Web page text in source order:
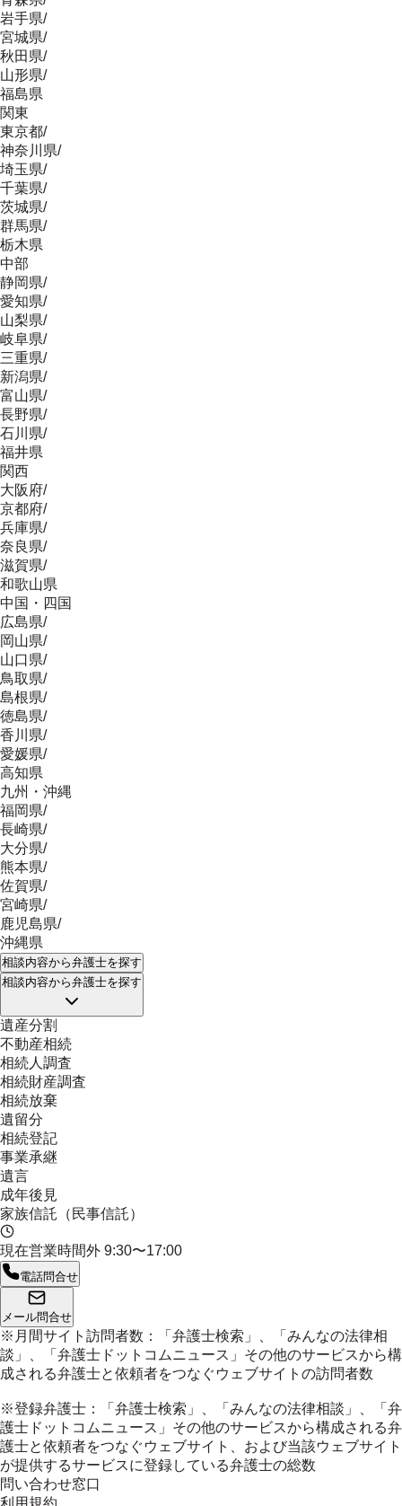
岩手県/
宮城県/
秋田県/
山形県/
福島県
関東
東京都/
神奈川県/
埼玉県/
千葉県/
茨城県/
群馬県/
栃木県
中部
静岡県/
愛知県/
山梨県/
岐阜県/
三重県/
新潟県/
富山県/
長野県/
石川県/
福井県
関西
大阪府/
京都府/
兵庫県/
奈良県/
滋賀県/
和歌山県
中国・四国
広島県/
岡山県/
山口県/
鳥取県/
島根県/
徳島県/
香川県/
愛媛県/
高知県
九州・沖縄
福岡県/
長崎県/
大分県/
熊本県/
佐賀県/
宮崎県/
鹿児島県/
沖縄県
相談内容から弁護士を探す
相談内容から弁護士を探す
遺産分割
不動産相続
相続人調査
相続財産調査
相続放棄
遺留分
相続登記
事業承継
遺言
成年後見
家族信託（民事信託）
現在営業時間外 9:30〜17:00
電話問合せ
メール問合せ
※月間サイト訪問者数：「弁護士検索」、「みんなの法律相
談」、「弁護士ドットコムニュース」その他のサービスから構
成される弁護士と依頼者をつなぐウェブサイトの訪問者数
※登録弁護士：「弁護士検索」、「みんなの法律相談」、「弁
護士ドットコムニュース」その他のサービスから構成される弁
護士と依頼者をつなぐウェブサイト、および当該ウェブサイト
が提供するサービスに登録している弁護士の総数
問い合わせ窓口
利用規約